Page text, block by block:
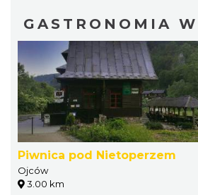
GASTRONOMIA
Piwnica pod Nietoperzem
Ojców
3.00 km